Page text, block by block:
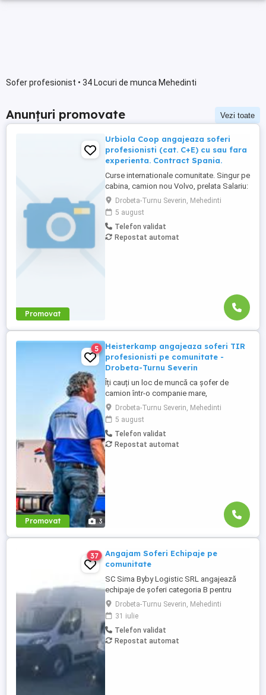
Sofer profesionist • 34 Locuri de munca Mehedinti
Anunțuri promovate Vezi toate
Promovat
Urbiola Coop angajeaza soferi
profesionisti (cat. C+E) cu sau fara
experienta. Contract Spania.
Curse internationale comunitate. Singur pe
cabina, camion nou Volvo, prelata Salariu:
2700 luna net 12.000 km (garantat) Prima
0,06 camion km extra peste 12000 km; +
100 prima la angajare pt. ADR; + 300 prima
pentru 6 luni lucrate; + 300 prima pentru 9
luni lucrate; + 300 prima pentru 12 luni
Drobeta-Turnu Severin, Mehedinti
5 august
Telefon validat
Repostat automat
Promovat 3
5
Heisterkamp angajeaza soferi TIR
profesionisti pe comunitate -
Drobeta-Turnu Severin
Îți cauți un loc de muncă ca șofer de
camion într-o companie mare,
internațională și stabilă? Atunci vino în
echipa Heisterkamp! Angajăm șoferi cu
sau fără experiență și echipaje pentru
transport internațional. Beneficii: training
de inițiere la începutul activității în cadrul
Drobeta-Turnu Severin, Mehedinti
5 august
Telefon validat
Repostat automat
37
Angajam Soferi Echipaje pe
comunitate
SC Sima Byby Logistic SRL angajează
echipaje de șoferi categoria B pentru
transport internațional (comunitate)!
Căutăm echipaje formate din 2 șoferi,
posesori ai permisului categoria B, pentru
transport internațional de marfă. Oferim:
Salariu între 1.800 și 2.200 Program: 2 luni
Drobeta-Turnu Severin, Mehedinti
31 iulie
Telefon validat
Repostat automat